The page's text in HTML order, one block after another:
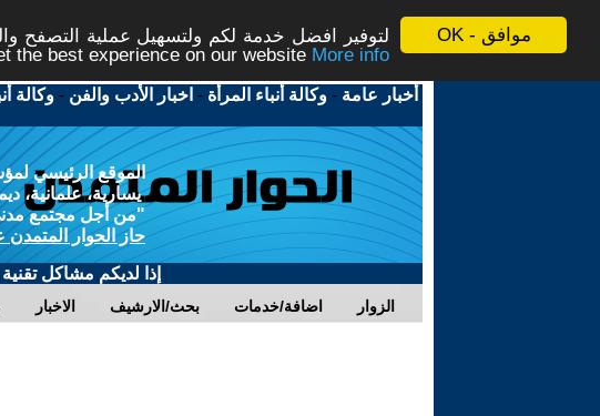
موافق - OK
لتوفير افضل خدمة لكم ولتسهيل عملية التصفح
the best experience on our website More info - المزيد
أخبار عامة -وكالة أنباء المرأة - اخبار الأدب والفن -وكالة
الموقع الرئيسي
يسارية، علمانية،
"من أجل مجتمع
حاز الحوار المتمدن
إذا لديكم مشاكل
الاخبار بحث/الارشيف اضافة/خدمات الزوار